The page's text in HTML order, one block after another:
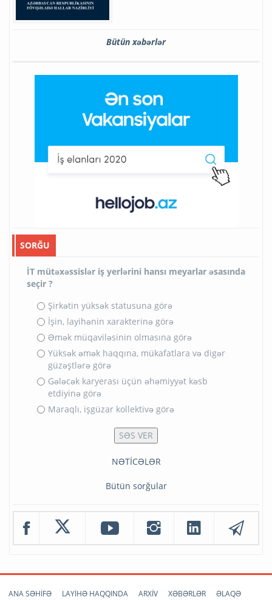
Bütün xəbərlər
SORĞU
İT mütəxəssislər iş yerlərini hansı meyarlar əsasında
seçir ?
Şirkətin yüksək statusuna görə
İşin, layihənin xarakterinə görə
Əmək müqaviləsinin olmasına görə
Yüksək əmək haqqına, mükafatlara və digər
güzəştlərə görə
Gələcək karyerası üçün əhəmiyyət kəsb
etdiyinə görə
Maraqlı, işgüzar kollektivə görə
NƏTİCƏLƏR
Bütün sorğular
ANA SƏHİFƏ LAYİHƏ HAQQINDA ARXİV XƏBƏRLƏR ƏLAQƏ